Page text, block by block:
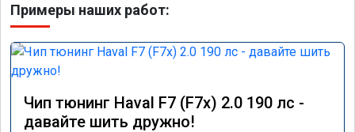
Примеры наших работ:
Чип тюнинг Haval F7 (F7x) 2.0 190 лс -
давайте шить дружно!